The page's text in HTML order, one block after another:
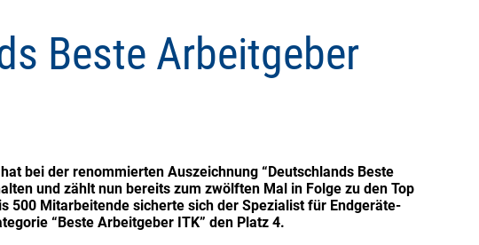
Beste Arbeitgeber
bei der renommierten Auszeichnung “Deutschlands Beste
und zählt nun bereits zum zwölften Mal in Folge zu den Top
500 Mitarbeitende sicherte sich der Spezialist für Endgeräte-
“Beste Arbeitgeber ITK” den Platz 4.